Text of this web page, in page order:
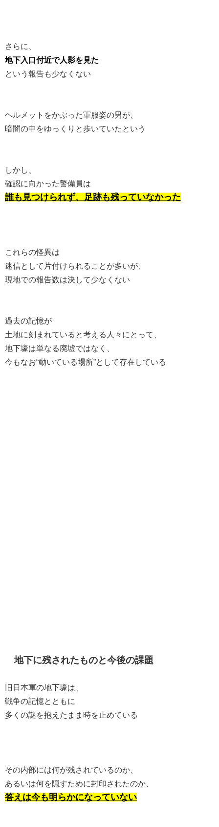
さらに、
地下入口付近で人影を見た
という報告も少なくない
ヘルメットをかぶった軍服姿の男が、
暗闇の中をゆっくりと歩いていたという
しかし、
確認に向かった警備員は
誰も見つけられず、足跡も残っていなかった
これらの怪異は
迷信として片付けられることが多いが、
現地での報告数は決して少なくない
過去の記憶が
土地に刻まれていると考える人々にとって、
地下壕は単なる廃墟ではなく、
今もなお“動いている場所”として存在している
地下に残されたものと今後の課題
旧日本軍の地下壕は、
戦争の記憶とともに
多くの謎を抱えたまま時を止めている
その内部には何が残されているのか、
あるいは何を隠すために封印されたのか、
答えは今も明らかになっていない